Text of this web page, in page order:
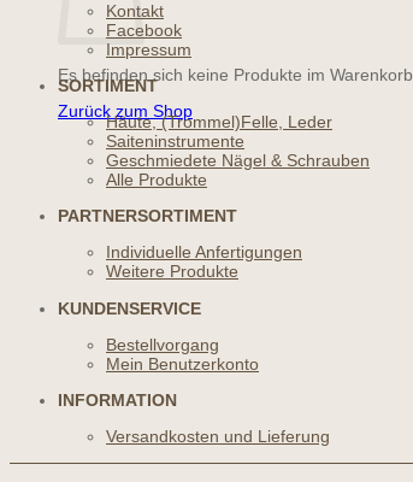
Es befinden sich keine Produkte im Warenkorb.
Zurück zum Shop
Kontakt
Facebook
Impressum
SORTIMENT
Häute, (Trommel)Felle, Leder
Saiteninstrumente
Geschmiedete Nägel & Schrauben
Alle Produkte
PARTNERSORTIMENT
Individuelle Anfertigungen
Weitere Produkte
KUNDENSERVICE
Bestellvorgang
Mein Benutzerkonto
INFORMATION
Versandkosten und Lieferung